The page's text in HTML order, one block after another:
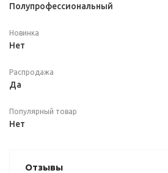
Полупрофессиональный
Новинка
Нет
Распродажа
Да
Популярный товар
Нет
Отзывы